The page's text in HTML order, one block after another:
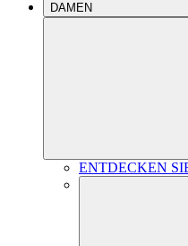
DAMEN
ENTDECKEN